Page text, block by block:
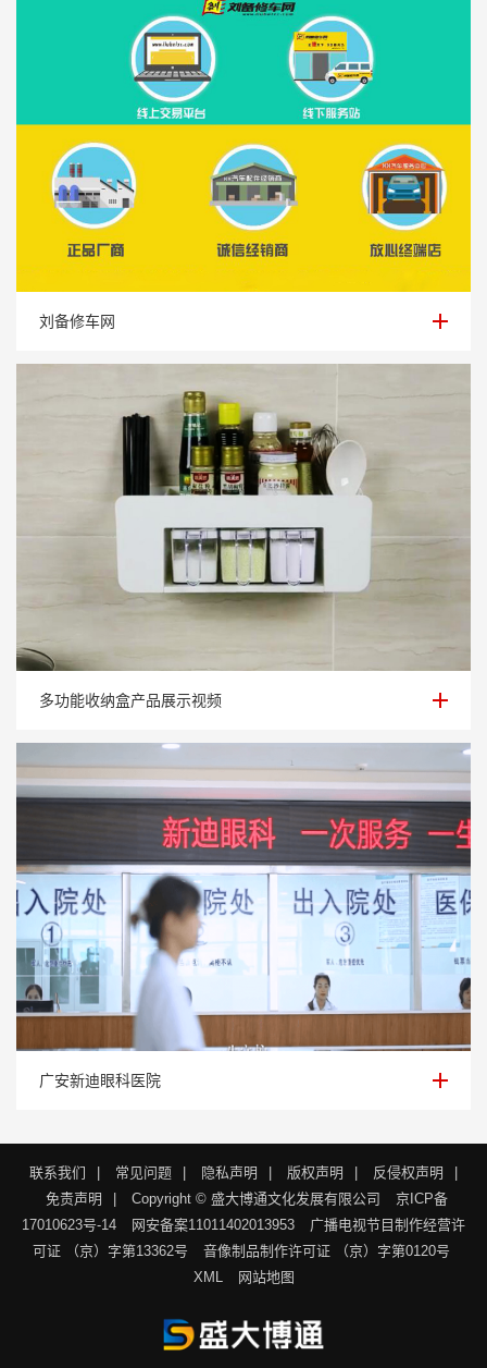
刘备修车网
刘备修车网
多功能收纳盒产品展示视频
多功能收纳盒产品展示视频
广安新迪眼科医院
广安新迪眼科医院
联系我们 | 常见问题 | 隐私声明 | 版权声明 | 反侵权声明
|
免责声明
| Copyright © 盛大博通文化发展有限公司
京ICP备
17010623号-14
网安备案11011402013953
广播电视节目制作经营许
可证 （京）字第13362号
音像制品制作许可证 （京）字第0120号
XML
网站地图